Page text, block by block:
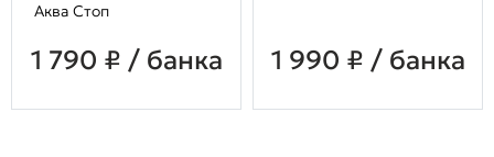
Аква Стоп
1 790 ₽ / банка 1 990 ₽ / банка